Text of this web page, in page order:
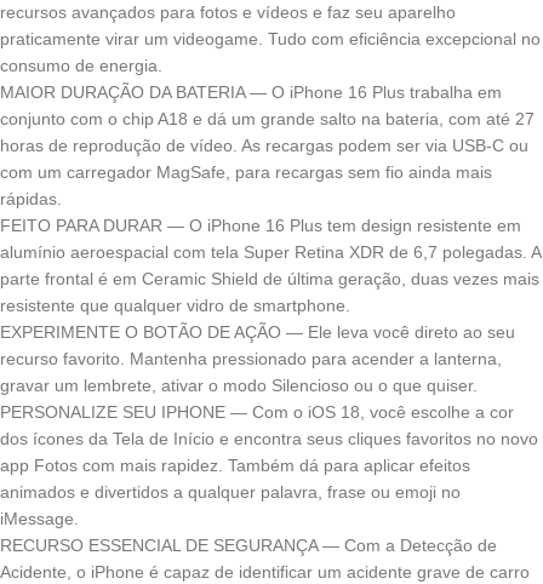
recursos avançados para fotos e vídeos e faz seu aparelho
praticamente virar um videogame. Tudo com eficiência excepcional no
consumo de energia.
MAIOR DURAÇÃO DA BATERIA — O iPhone 16 Plus trabalha em
conjunto com o chip A18 e dá um grande salto na bateria, com até 27
horas de reprodução de vídeo. As recargas podem ser via USB-C ou
com um carregador MagSafe, para recargas sem fio ainda mais
rápidas.
FEITO PARA DURAR — O iPhone 16 Plus tem design resistente em
alumínio aeroespacial com tela Super Retina XDR de 6,7 polegadas. A
parte frontal é em Ceramic Shield de última geração, duas vezes mais
resistente que qualquer vidro de smartphone.
EXPERIMENTE O BOTÃO DE AÇÃO — Ele leva você direto ao seu
recurso favorito. Mantenha pressionado para acender a lanterna,
gravar um lembrete, ativar o modo Silencioso ou o que quiser.
PERSONALIZE SEU IPHONE — Com o iOS 18, você escolhe a cor
dos ícones da Tela de Início e encontra seus cliques favoritos no novo
app Fotos com mais rapidez. Também dá para aplicar efeitos
animados e divertidos a qualquer palavra, frase ou emoji no
iMessage.
RECURSO ESSENCIAL DE SEGURANÇA — Com a Detecção de
Acidente, o iPhone é capaz de identificar um acidente grave de carro